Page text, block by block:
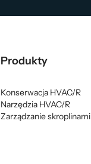
Produkty
Konserwacja HVAC/R
Narzędzia HVAC/R
Zarządzanie skroplinami